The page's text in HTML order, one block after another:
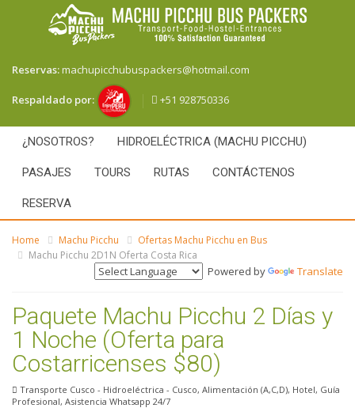
Reservas:machupicchubuspackers@hotmail.com
Respaldado por: +51 928750336
¿NOSOTROS? HIDROELÉCTRICA (MACHU PICCHU)
PASAJES TOURS RUTAS CONTÁCTENOS
RESERVA
Home Machu Picchu
Ofertas Machu Picchu en Bus
Machu Picchu 2D1N Oferta Costa Rica
Powered by Translate
Paquete Machu Picchu 2 Días y
1 Noche (Oferta para
Costarricenses $80)
Transporte Cusco - Hidroeléctrica - Cusco, Alimentación (A,C,D), Hotel, Guía
Profesional, Asistencia Whatsapp 24/7